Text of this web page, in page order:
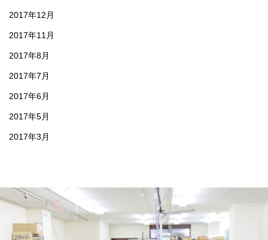
2017年12月
2017年11月
2017年8月
2017年7月
2017年6月
2017年5月
2017年3月